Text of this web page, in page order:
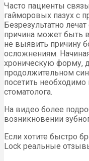
Часто пациенты
гайморовых пазух с
Безрезультатно
причина может быть
не выявить причину
осложнениям.
хроническую форму,
продолжительном
посетить необходимо
стоматолога.
На видео более
возникновении
Если хотите быстро
Lock реальные